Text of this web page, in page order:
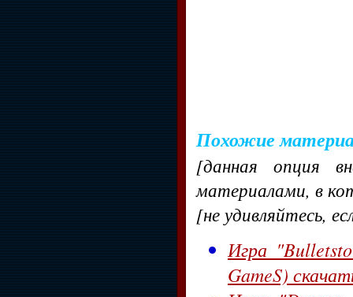
Похожие
[данная опция
материалами, в
[не удивляйтесь,
Игра
GameS)